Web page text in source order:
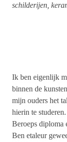
schilderijen,
Ik ben eigenlijk
binnen de
mijn ouders het
hierin te studeren.
Beroeps diploma
Ben etaleur